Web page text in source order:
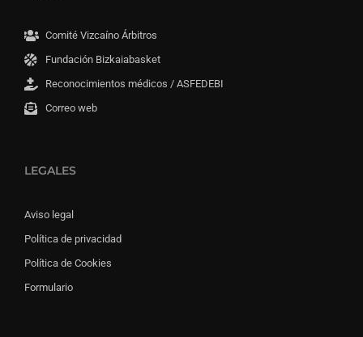
Comité Vizcaíno Árbitros
Fundación Bizkaiabasket
Reconocimientos médicos / ASFEDEBI
Correo web
LEGALES
Aviso legal
Política de privacidad
Política de Cookies
Formulario